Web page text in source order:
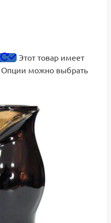
Этот товар имеет
Опции можно выбрать